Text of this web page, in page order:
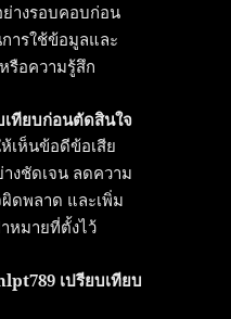
ย่างรอบคอบก่อน
ารใช้ข้อมูลและ
รือความรู้สึก
เทียบก่อนตัดสินใจ
เห็นข้อดีข้อเสีย
งชัดเจน ลดความ
ดพลาด และเพิ่ม
หมายที่ตั้งไว้
เปรียบเทียบ